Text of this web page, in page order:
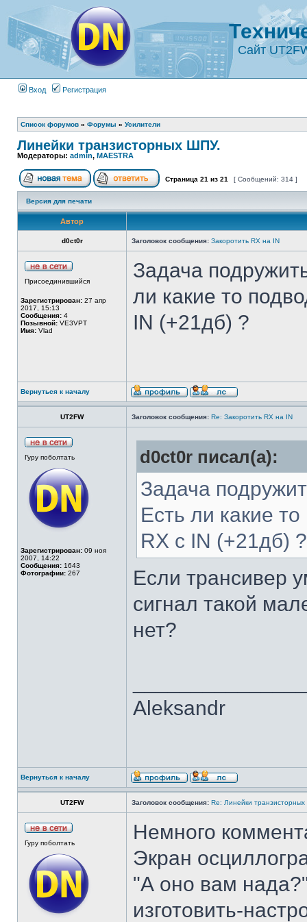
Сайт
Вход Регистрация
Список форумов » Форумы » Усилители
Линейки транзисторных ШПУ.
Модераторы: admin, MAESTRA
Страница 21 из 21 [ Сообщений: 314 ]
Версия для печати
Автор
d0ct0r Заголовок сообщения: Закоротить RX на IN
Присоединившийся
Зарегистрирован: 27 апр
2017, 15:13
Сообщения: 4
Позывной: VE3VPT
Имя: Vlad
Задача
ли какие то
IN (+21дб) ?
Вернуться к началу
UT2FW Заголовок сообщения: Re: Закоротить RX на IN
Гуру поболтать
Зарегистрирован: 09 ноя
2007, 14:22
Сообщения: 1643
Фотографии: 267
d0ct0r писал(а):
Задача
Есть ли какие
RX с IN (+21дб) ?
Если трансивер
сигнал такой
нет?
Aleksandr
Вернуться к началу
UT2FW Заголовок сообщения: Re: Линейки
Гуру поболтать
Немного
Экран
"А оно вам
изготовить-